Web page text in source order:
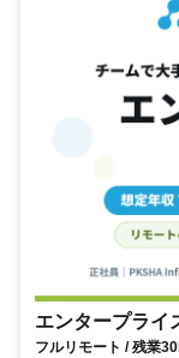
エンタープライ
フルリモート / 残業